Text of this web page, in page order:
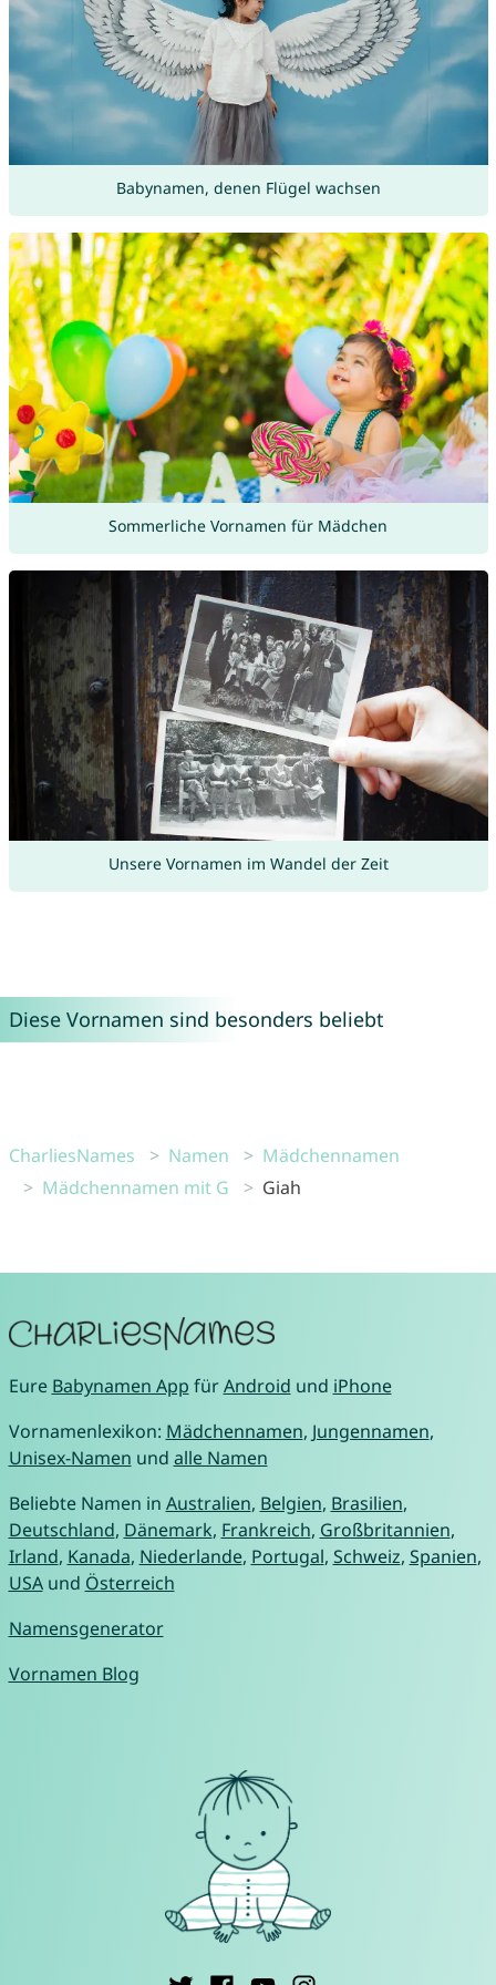
Babynamen, denen Flügel wachsen
Sommerliche Vornamen für Mädchen
Unsere Vornamen im Wandel der Zeit
Diese Vornamen sind besonders beliebt
CharliesNames Namen
Mädchennamen
Mädchennamen mit G
Giah
Eure Babynamen App fürAndroid und iPhone
Vornamenlexikon: Mädchennamen, Jungennamen,
Unisex-Namen und alle Namen
Beliebte Namen in Australien, Belgien, Brasilien,
Deutschland, Dänemark, Frankreich, Großbritannien,
Irland, Kanada, Niederlande, Portugal, Schweiz, Spanien,
USAund Österreich
Namensgenerator
Vornamen Blog